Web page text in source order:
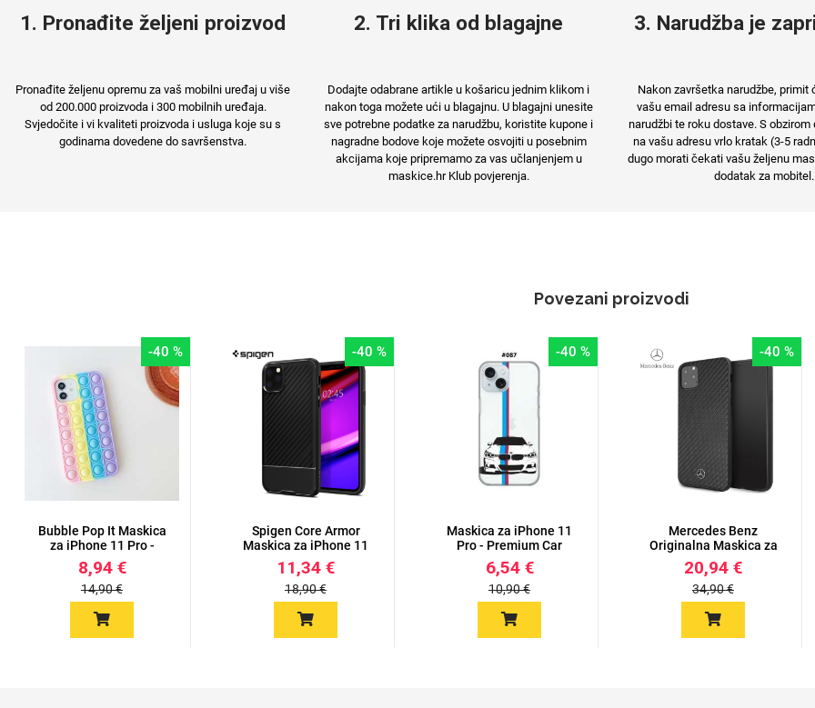
1. Pronađite željeni proizvod
Pronađite željenu opremu za vaš mobilni uređaj u više
od 200.000 proizvoda i 300 mobilnih uređaja.
Svjedočite i vi kvaliteti proizvoda i usluga koje su s
godinama dovedene do savršenstva.
2. Tri klika od blagajne
Dodajte odabrane artikle u košaricu jednim klikom i
nakon toga možete ući u blagajnu. U blagajni unesite
sve potrebne podatke za narudžbu, koristite kupone i
nagradne bodove koje možete osvojiti u posebnim
akcijama koje pripremamo za vas učlanjenjem u
maskice.hr Klub povjerenja.
3. Narudžba je
Nakon završetka narudžbe, primit
vašu email adresu sa
narudžbi te roku dostave. S obzirom
na vašu adresu vrlo kratak (3-5
dugo morati čekati vašu željenu
dodatak za mobitel.
Povezani proizvodi
-40 %
Bubble Pop It Maskica
za iPhone 11 Pro -
Više...
8,94 €
14,90 €
-40 %
Spigen Core Armor
Maskica za iPhone 11
Pro - B...
11,34 €
18,90 €
-40 %
Maskica za iPhone 11
Pro - Premium Car
6,54 €
10,90 €
-40 %
Mercedes Benz
Originalna Maskica za
iPhone 11...
20,94 €
34,90 €